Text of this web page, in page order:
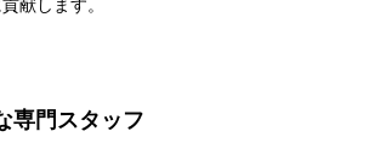
献します。
専門スタッフ